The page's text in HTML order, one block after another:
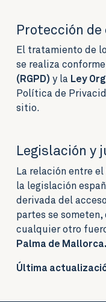
Protección de
El tratamiento de
se realiza
(RGPD) y la Ley
Política de
sitio.
Legislación y
La relación entre
la legislación
derivada del
partes se someten,
cualquier otro
Palma de Mallorca.
Última